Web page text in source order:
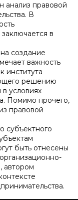
анализ правовой
В
в
создание
важность
института
решению
условиях
Помимо прочего,
правовой
субъектного
быть отнесены
автором